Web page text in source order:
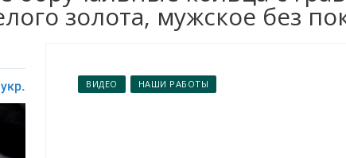
золота, мужское без
ВИДЕО НАШИ РАБОТЫ